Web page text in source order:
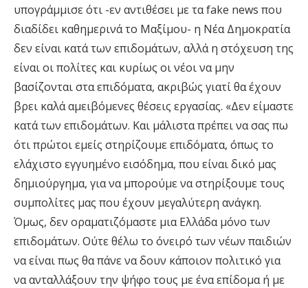
υπογράμμισε ότι -εν αντιθέσει με τα fake news που
διαδίδει καθημερινά το Μαξίμου- η Νέα Δημοκρατία
δεν είναι κατά των επιδομάτων, αλλά η στόχευση της
είναι οι πολίτες και κυρίως οι νέοι να μην
βασίζονται στα επιδόματα, ακριβώς γιατί θα έχουν
βρει καλά αμειβόμενες θέσεις εργασίας. «Δεν είμαστε
κατά των επιδομάτων. Και μάλιστα πρέπει να σας πω
ότι πρώτοι εμείς στηρίζουμε επιδόματα, όπως το
ελάχιστο εγγυημένο εισόδημα, που είναι δικό μας
δημιούργημα, για να μπορούμε να στηρίξουμε τους
συμπολίτες μας που έχουν μεγαλύτερη ανάγκη.
Όμως, δεν οραματιζόμαστε μια Ελλάδα μόνο των
επιδομάτων. Ούτε θέλω το όνειρό των νέων παιδιών
να είναι πως θα πάνε να δουν κάποιον πολιτικό για
να ανταλλάξουν την ψήφο τους με ένα επίδομα ή με